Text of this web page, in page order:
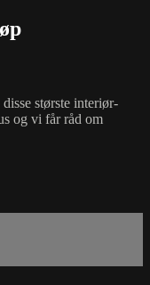
største interiør-
og vi får råd om